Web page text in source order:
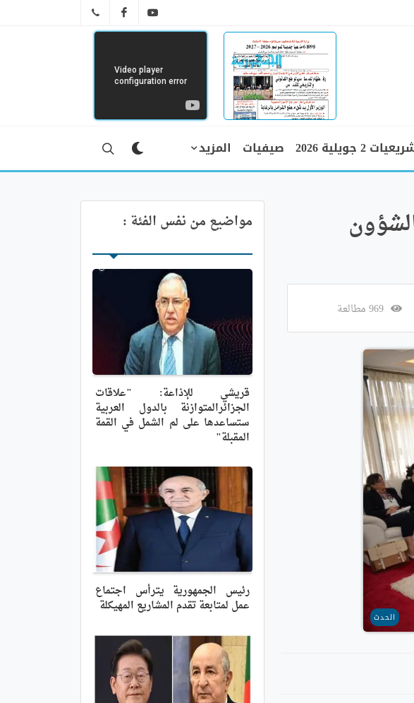
YT
FB
2 جويلية 2026 صيفيات المزيد
969 مطالعة
الحدث
مواضيع من نفس الفئة :
قريشي للإذاعة: "علاقات
الجزائرالمتوازنة بالدول العربية
ستساعدها على لم الشمل في القمة
المقبلة"
رئيس الجمهورية يترأس اجتماع
عمل لمتابعة تقدم المشاريع المهيكلة